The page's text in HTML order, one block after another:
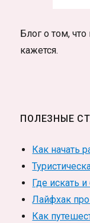
Блог о том,
кажется.
ПОЛЕЗНЫЕ
Как начать
Где искать
Лайфхак
Как